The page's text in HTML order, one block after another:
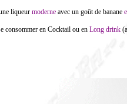
liqueur moderne avec un goût de banane
consommer en Cocktail ou en Long drink